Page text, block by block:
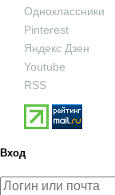
Одноклассники
Pinterest
Яндекс Дзен
Youtube
RSS
Вход